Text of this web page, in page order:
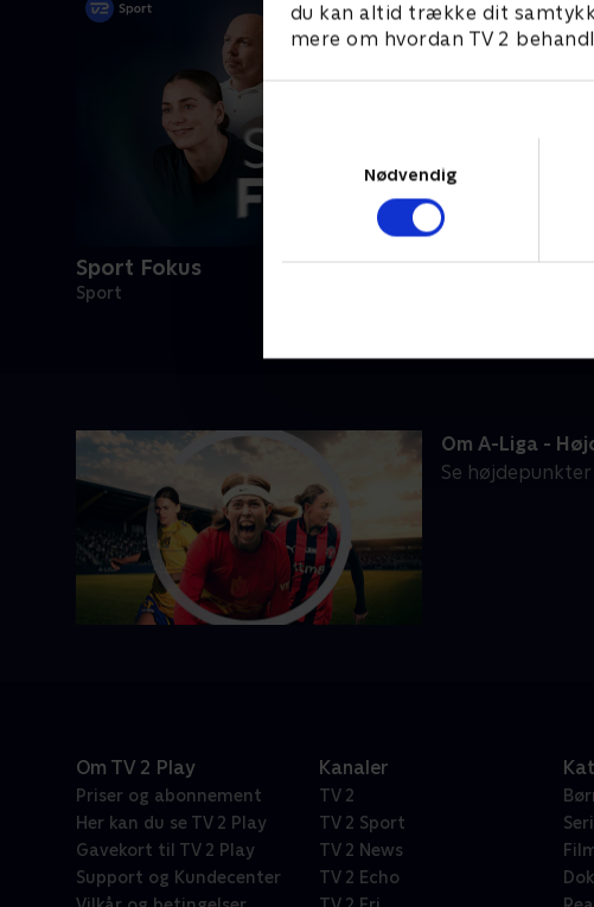
du kan altid trække dit
mere om hvordan TV 2
Nødvendig
Sport Fokus
Sport
Om A-Liga -
Se
Om TV 2 Play
Priser og abonnement
Her kan du se TV 2 Play
Gavekort til TV 2 Play
Support og Kundecenter
Kanaler
TV 2
TV 2 Sport
TV 2 News
TV 2 Echo